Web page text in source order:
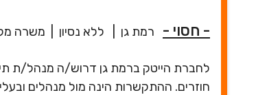
- חסוי - רמת גן ללא נסיון משרה
חוזרים. ההתקשרות הינה מול מנהלים